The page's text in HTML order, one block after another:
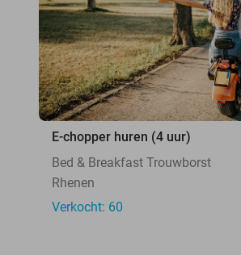
E-chopper huren (4 uur)
Bed & Breakfast Trouwborst
Rhenen
Verkocht: 60